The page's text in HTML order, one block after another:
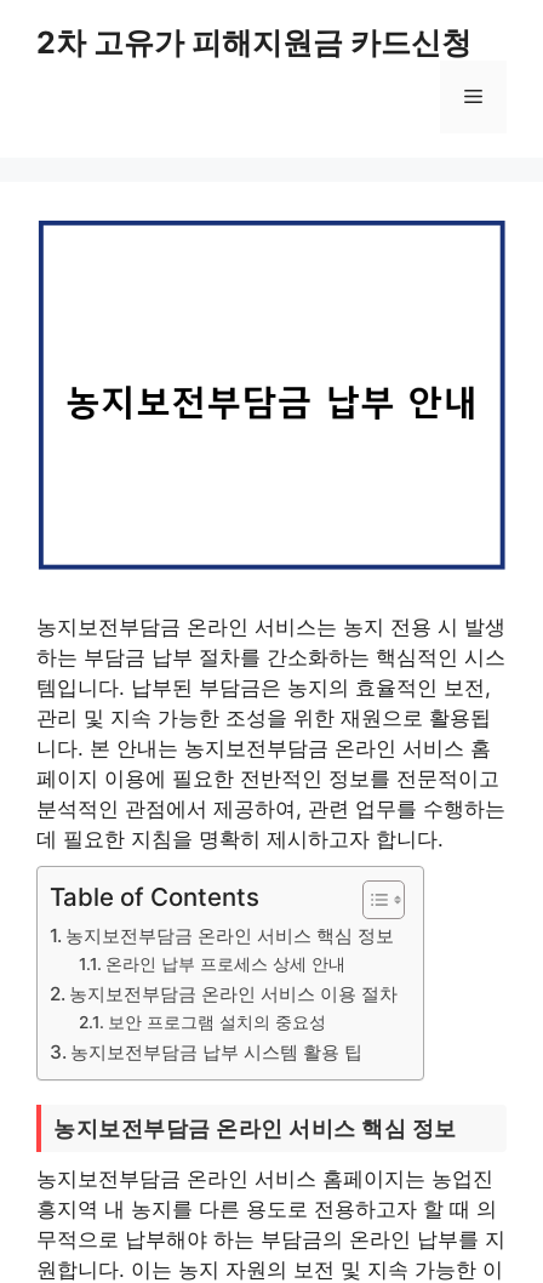
2차 고유가 피해지원금 카드신청
메
농지보전부담금 온라인 서비스는 농지 전용 시 발생
하는 부담금 납부 절차를 간소화하는 핵심적인 시스
템입니다. 납부된 부담금은 농지의 효율적인 보전,
관리 및 지속 가능한 조성을 위한 재원으로 활용됩
니다. 본 안내는 농지보전부담금 온라인 서비스 홈
페이지 이용에 필요한 전반적인 정보를 전문적이고
분석적인 관점에서 제공하여, 관련 업무를 수행하는
데 필요한 지침을 명확히 제시하고자 합니다.
Table of Contents
농지보전부담금 온라인 서비스 핵심 정보
온라인 납부 프로세스 상세 안내
농지보전부담금 온라인 서비스 이용 절차
보안 프로그램 설치의 중요성
농지보전부담금 납부 시스템 활용 팁
농지보전부담금 온라인 서비스 핵심 정보
농지보전부담금 온라인 서비스 홈페이지는 농업진
흥지역 내 농지를 다른 용도로 전용하고자 할 때 의
무적으로 납부해야 하는 부담금의 온라인 납부를 지
원합니다. 이는 농지 자원의 보전 및 지속 가능한 이